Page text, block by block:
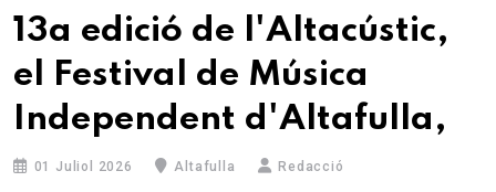
13a edició de l'Altacústic,
el Festival de Música
Independent d'Altafulla,
01 Juliol 2026 Altafulla Redacció